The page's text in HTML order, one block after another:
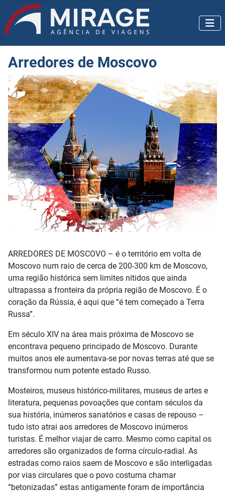
Arredores de Moscovo
ARREDORES DE MOSCOVO – é o território em volta de
Moscovo num raio de cerca de 200-300 km de Moscovo,
uma região histórica sem limites nítidos que ainda
ultrapassa a fronteira da própria região de Moscovo. É o
coração da Rússia, é aqui que “é tem começado a Terra
Russa”.
Em século XIV na área mais próxima de Moscovo se
encontrava pequeno principado de Moscovo. Durante
muitos anos ele aumentava-se por novas terras até que se
transformou num potente estado Russo.
Mosteiros, museus histórico-militares, museus de artes e
literatura, pequenas povoações que contam séculos da
sua história, inúmeros sanatórios e casas de repouso –
tudo isto atrai aos arredores de Moscovo inúmeros
turistas. É melhor viajar de carro. Mesmo como capital os
arredores são organizados de forma círculo-radial. As
estradas como raios saem de Moscovo e são interligadas
por vias circulares que o povo costuma chamar
“betonizadas” estas antigamente foram de importância